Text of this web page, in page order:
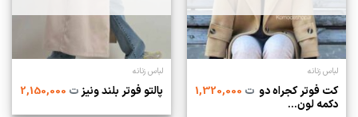
لباس زنانه
کت فوتر كجراه دو
دكمه لون...
ت1,320,000
لباس زنانه
پالتو فوتر بلند ونیزت2,150,000